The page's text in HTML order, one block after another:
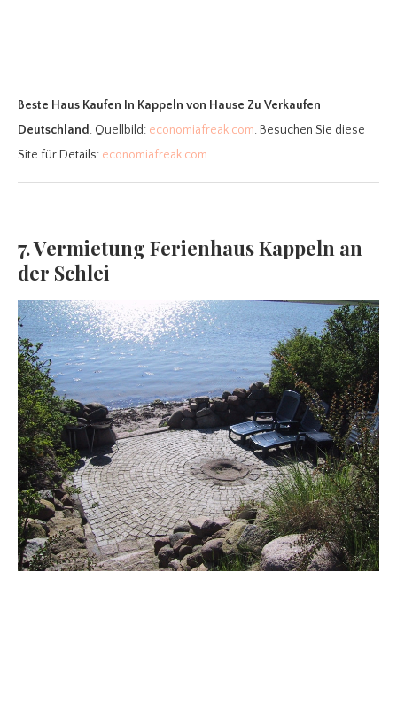
Beste Haus Kaufen In Kappeln von Hause Zu Verkaufen
Deutschland. Quellbild: economiafreak.com. Besuchen Sie diese
Site für Details: economiafreak.com
7. Vermietung Ferienhaus Kappeln an
der Schlei